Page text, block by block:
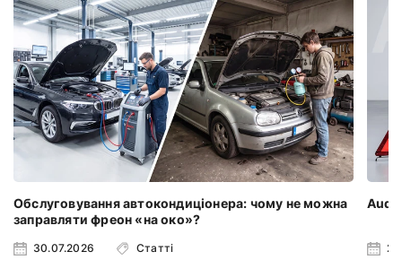
Обслуговування автокондиціонера: чому не можна
заправляти фреон «на око»?
30.07.2026 Статті
Audi